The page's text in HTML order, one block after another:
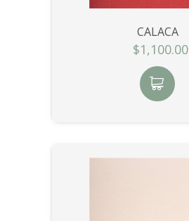
CALACA
$1,100.00